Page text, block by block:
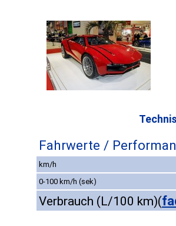
Fahrwerte /
km/h
0-100 km/h (sek)
Verbrauch (L/100 km)(